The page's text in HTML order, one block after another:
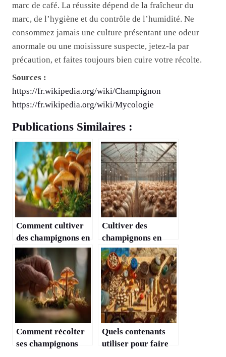
marc de café. La réussite dépend de la fraîcheur du
marc, de l’hygiène et du contrôle de l’humidité. Ne
consommez jamais une culture présentant une odeur
anormale ou une moisissure suspecte, jetez-la par
précaution, et faites toujours bien cuire votre récolte.
Sources :
https://fr.wikipedia.org/wiki/Champignon
https://fr.wikipedia.org/wiki/Mycologie
Publications Similaires :
Comment cultiver
des champignons en
extérieur dans son
jardin ?
Cultiver des
champignons en
serre : mode
d’emploi
Comment récolter
ses champignons
Quels contenants
utiliser pour faire